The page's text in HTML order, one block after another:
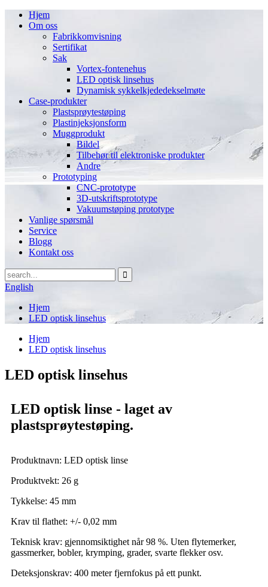
Hjem
Om oss
Fabrikkomvisning
Sertifikat
Sak
Vortex-fontenehus
LED optisk linsehus
Dynamisk sykkelkjededekselmøte
Case-produkter
Plastsprøytestøping
Plastinjeksjonsform
Muggprodukt
Bildel
Tilbehør til elektroniske produkter
Andre
Prototyping
CNC-prototype
3D-utskriftsprototype
Vakuumstøping prototype
Vanlige spørsmål
Service
Blogg
Kontakt oss
English
Hjem
LED optisk linsehus
Hjem
LED optisk linsehus
LED optisk linsehus
LED optisk linse - laget av
plastsprøytestøping.
Produktnavn: LED optisk linse
Produktvekt: 26 g
Tykkelse: 45 mm
Krav til flathet: +/- 0,02 mm
Teknisk krav: gjennomsiktighet når 98 %. Uten flytemerker,
gassmerker, bobler, krymping, grader, svarte flekker osv.
Deteksjonskrav: 400 meter fjernfokus på ett punkt.